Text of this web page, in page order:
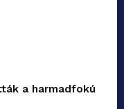
a harmadfokú